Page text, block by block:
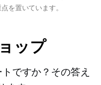
を置いています。
ップ
トですか？その答え